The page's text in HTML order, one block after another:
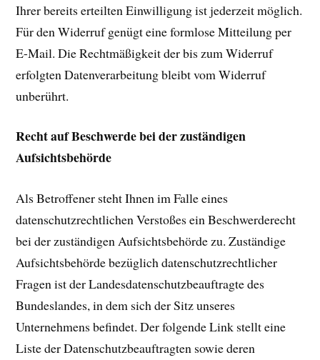
Ihrer bereits erteilten Einwilligung ist jederzeit möglich.
Für den Widerruf genügt eine formlose Mitteilung per
E-Mail. Die Rechtmäßigkeit der bis zum Widerruf
erfolgten Datenverarbeitung bleibt vom Widerruf
unberührt.
Recht auf Beschwerde bei der zuständigen
Aufsichtsbehörde
Als Betroffener steht Ihnen im Falle eines
datenschutzrechtlichen Verstoßes ein Beschwerderecht
bei der zuständigen Aufsichtsbehörde zu. Zuständige
Aufsichtsbehörde bezüglich datenschutzrechtlicher
Fragen ist der Landesdatenschutzbeauftragte des
Bundeslandes, in dem sich der Sitz unseres
Unternehmens befindet. Der folgende Link stellt eine
Liste der Datenschutzbeauftragten sowie deren